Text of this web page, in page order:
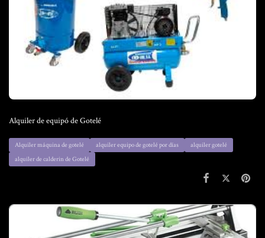
Alquiler de equipó de Gotelé
Alquiler máquina de gotelé alquiler equipo de gotelé por días
alquiler gotelé
alquiler de calderin de Gotelé